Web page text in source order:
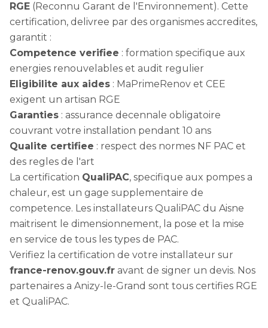
RGE (Reconnu Garant de l'Environnement). Cette
certification, delivree par des organismes accredites,
garantit :
Competence verifiee : formation specifique aux
energies renouvelables et audit regulier
Eligibilite aux aides : MaPrimeRenov et CEE
exigent un artisan RGE
Garanties : assurance decennale obligatoire
couvrant votre installation pendant 10 ans
Qualite certifiee : respect des normes NF PAC et
des regles de l'art
La certification QualiPAC, specifique aux pompes a
chaleur, est un gage supplementaire de
competence. Les installateurs QualiPAC du Aisne
maitrisent le dimensionnement, la pose et la mise
en service de tous les types de PAC.
Verifiez la certification de votre installateur sur
france-renov.gouv.fr avant de signer un devis. Nos
partenaires a Anizy-le-Grand sont tous certifies RGE
et QualiPAC.